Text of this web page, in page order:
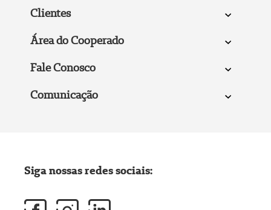
Clientes
Área do Cooperado
Fale Conosco
Comunicação
Siga nossas redes sociais: